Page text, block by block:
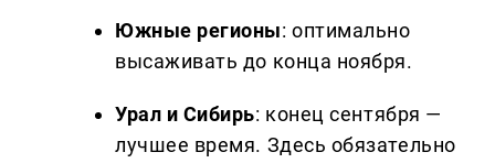
Южные регионы: оптимально
высаживать до конца ноября.
Урал и Сибирь: конец сентября —
лучшее время. Здесь обязательно